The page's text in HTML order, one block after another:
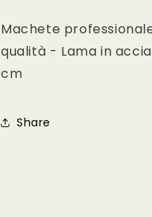
Machete
qualità - Lama in
cm
Share